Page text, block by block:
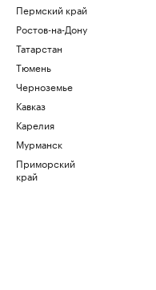
Пермский край
Ростов-на-Дону
Татарстан
Тюмень
Черноземье
Кавказ
Карелия
Мурманск
Приморский
край